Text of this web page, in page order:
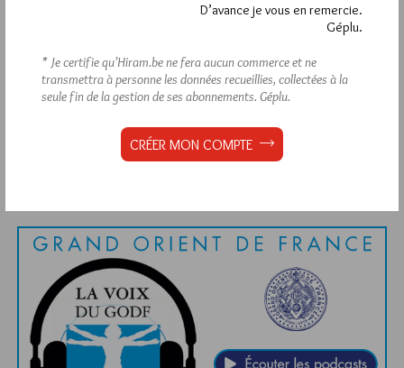
Plus d’informations
Quels sont les articles les plus lus du blog ?
D’avance je vous en remercie.
Géplu.
* Je certifie qu’Hiram.be ne fera aucun commerce et ne
transmettra à personne les données recueillies, collectées à la
seule fin de la gestion de ses abonnements. Géplu.
CRÉER MON COMPTE